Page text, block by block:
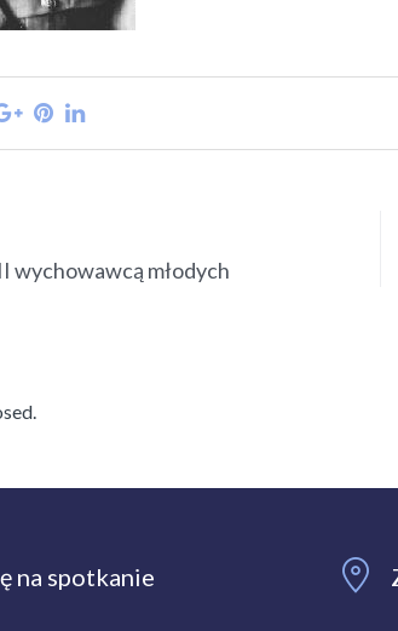
wychowawcą młodych
na spotkanie